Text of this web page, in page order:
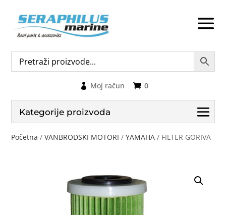
0
Moj račun
Kategorije proizvoda
Početna /VANBRODSKI MOTORI /YAMAHA / FILTER GORIVA